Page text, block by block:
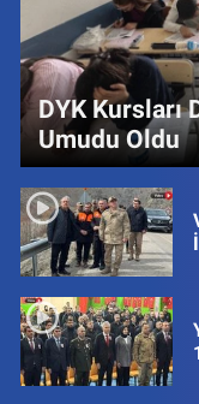
DYK Kursları
Umudu Oldu